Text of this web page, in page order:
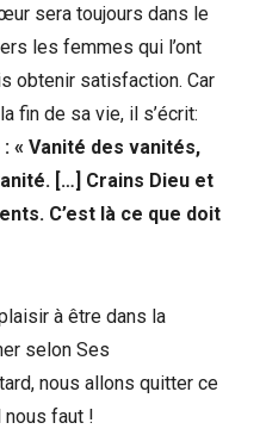
sera toujours dans le
les femmes qui l’ont
obtenir satisfaction. Car
fin de sa vie, il s’écrit:
: « Vanité des vanités,
[…] Crains Dieu et
C’est là ce que doit
à être dans la
selon Ses
nous allons quitter ce
nous faut !